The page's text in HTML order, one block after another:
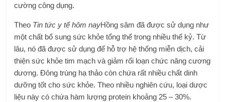
cường công dụng.
Theo Tin tức y tế hôm nayHồng sâm đã được sử dụng như
một chất bổ sung sức khỏe tổng thể trong nhiều thế kỷ. Từ
lâu, nó đã được sử dụng để hỗ trợ hệ thống miễn dịch, cải
thiện sức khỏe tim mạch và giảm rối loạn chức năng cương
dương. Đông trùng hạ thảo còn chứa rất nhiều chất dinh
dưỡng tốt cho sức khỏe. Theo nhiều nghiên cứu, loại dược
liệu này có chứa hàm lượng protein khoảng 25 – 30%.